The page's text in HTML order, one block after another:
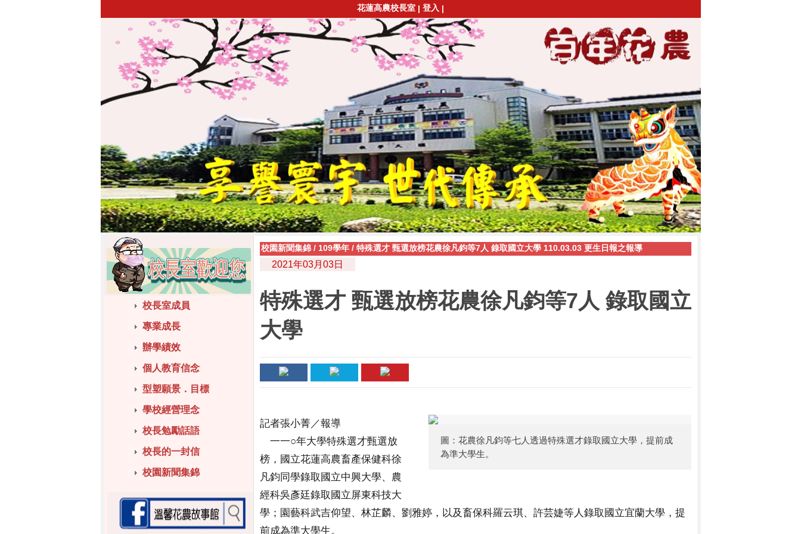
花蓮高農校長室 | 登入 |
校長室成員
專業成長
辦學績效
個人教育信念
型塑願景．目標
學校經營理念
校長勉勵話語
校長的一封信
校園新聞集錦
校園新聞集錦/ 109學年/ 特殊選才 甄選放榜花農徐凡鈞等7人 錄取國立大學 110.03.03 更生日報之報導
2021年03月03日
特殊選才 甄選放榜花農徐凡鈞等7人 錄取國立
大學
圖：花農徐凡鈞等七人透過特殊選才錄取國立大學，提前成
為準大學生。
記者張小菁／報導
一一○年大學特殊選才甄選放
榜，國立花蓮高農畜產保健科徐
凡鈞同學錄取國立中興大學、農
經科吳彥廷錄取國立屏東科技大
學；園藝科武吉仰望、林芷麟、劉雅婷，以及畜保科羅云琪、許芸婕等人錄取國立宜蘭大學，提
前成為準大學生。